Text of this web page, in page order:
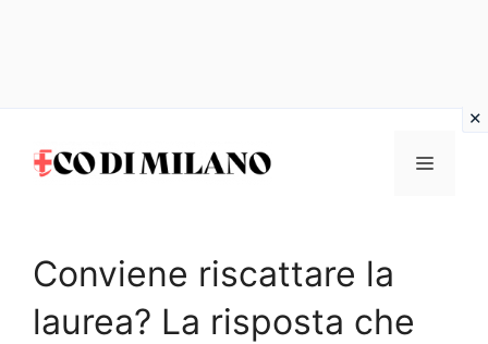
MENU
Conviene riscattare la
laurea? La risposta che